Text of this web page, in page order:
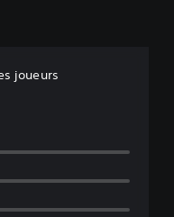
joueurs